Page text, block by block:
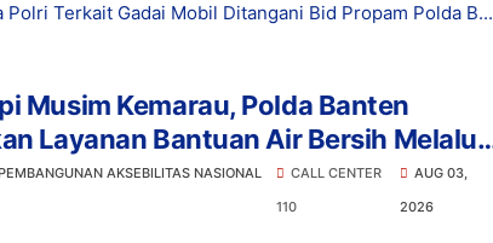
Polri Terkait Gadai Mobil Ditangani Bid Propam Polda B...
Musim Kemarau, Polda Banten
Layanan Bantuan Air Bersih Melalui
AKSEBILITAS NASIONAL
CALL CENTER
110
AUG 03,
2026